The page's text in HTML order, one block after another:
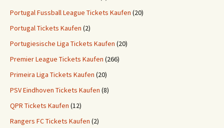
Portugal Fussball League Tickets Kaufen (20)
Portugal Tickets Kaufen (2)
Portugiesische Liga Tickets Kaufen (20)
Premier League Tickets Kaufen (266)
Primeira Liga Tickets Kaufen (20)
PSV Eindhoven Tickets Kaufen (8)
QPR Tickets Kaufen (12)
Rangers FC Tickets Kaufen (2)